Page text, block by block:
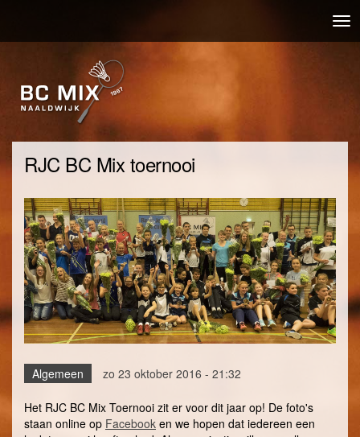
naar
gaan
RJC BC Mix toernooi
Algemeen zo 23 oktober 2016 - 21:32
Het RJC BC Mix Toernooi zit er voor dit jaar op! De foto's
staan online op Facebook en we hopen dat iedereen een